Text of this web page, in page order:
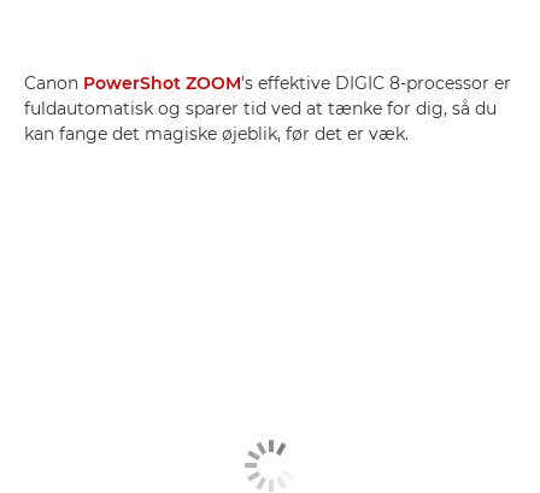
Canon PowerShot ZOOM's effektive DIGIC 8-processor er
fuldautomatisk og sparer tid ved at tænke for dig, så du
kan fange det magiske øjeblik, før det er væk.